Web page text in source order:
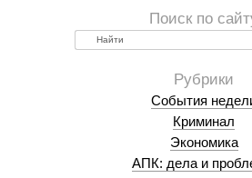
Найти
События
Криминал
Экономика
АПК: дела и